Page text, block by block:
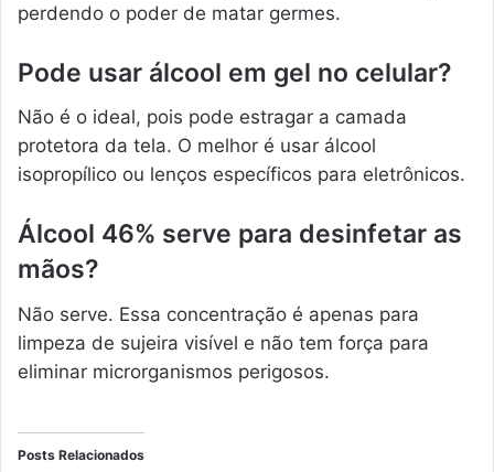
perdendo o poder de matar germes.
Pode usar álcool em gel no celular?
Não é o ideal, pois pode estragar a camada
protetora da tela. O melhor é usar álcool
isopropílico ou lenços específicos para eletrônicos.
Álcool 46% serve para desinfetar as
mãos?
Não serve. Essa concentração é apenas para
limpeza de sujeira visível e não tem força para
eliminar microrganismos perigosos.
Posts Relacionados